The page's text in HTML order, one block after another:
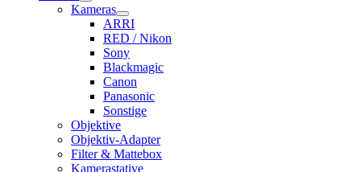
Kameras
ARRI
RED / Nikon
Sony
Blackmagic
Canon
Panasonic
Sonstige
Objektive
Objektiv-Adapter
Filter & Mattebox
Kamerastative